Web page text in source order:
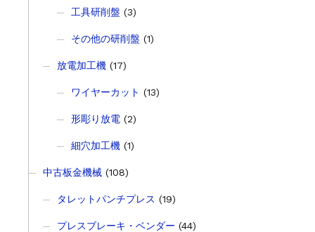
工具研削盤 (3)
その他の研削盤 (1)
放電加工機(17)
ワイヤーカット (13)
形彫り放電(2)
細穴加工機(1)
中古板金機械(108)
タレットパンチプレス (19)
プレスブレーキ・ベンダー (44)